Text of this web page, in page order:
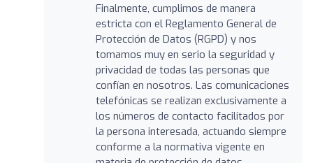
Finalmente, cumplimos de manera
estricta con el Reglamento General de
Protección de Datos (RGPD) y nos
tomamos muy en serio la seguridad y
privacidad de todas las personas que
confían en nosotros. Las comunicaciones
telefónicas se realizan exclusivamente a
los números de contacto facilitados por
la persona interesada, actuando siempre
conforme a la normativa vigente en